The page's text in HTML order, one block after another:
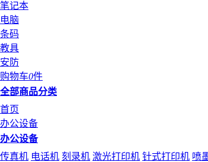
笔记本
电脑
条码
教具
安防
购物车0件
全部商品分类
首页
办公设备
办公设备
传真机 电话机 刻录机 激光打印机 针式打印机 喷